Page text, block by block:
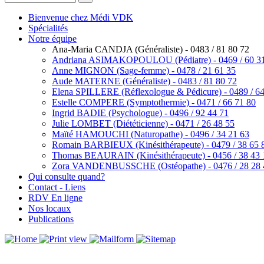
Bienvenue chez Médi VDK
Spécialités
Notre équipe
Ana-Maria CANDJA (Généraliste) - 0483 / 81 80 72
Andriana ASIMAKOPOULOU (Pédiatre) - 0469 / 60
Anne MIGNON (Sage-femme) - 0478 / 21 61 35
Aude MATERNE (Généraliste) - 0483 / 81 80 72
Elena SPILLERE (Réflexologue & Pédicure) - 0489 /
Estelle COMPERE (Symptothermie) - 0471 / 66 71 80
Ingrid BADIE (Psychologue) - 0496 / 92 44 71
Julie LOMBET (Diététicienne) - 0471 / 26 48 55
Maïté HAMOUCHI (Naturopathe) - 0496 / 34 21 63
Romain BARBIEUX (Kinésithérapeute) - 0479 / 38 65
Thomas BEAURAIN (Kinésithérapeute) - 0456 / 38 43
Zora VANDENBUSSCHE (Ostéopathe) - 0476 / 28 28
Qui consulte quand?
Contact - Liens
RDV En ligne
Nos locaux
Publications